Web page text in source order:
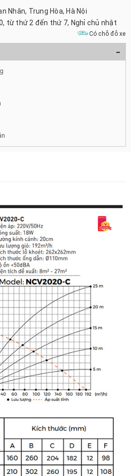
Nhân, Trung Hòa, Hà Nội
từ thứ 2 đến thứ 7, Nghỉ chủ nhật
Có chỗ đỗ xe
-